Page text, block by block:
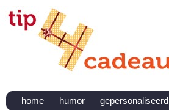
home humor gepersonaliseerd